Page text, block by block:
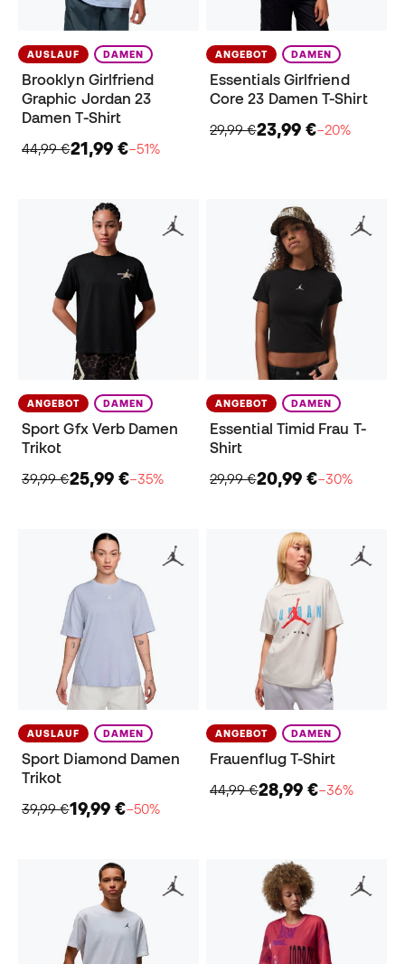
AUSLAUF DAMEN
Brooklyn Girlfriend
Graphic Jordan 23
Damen T-Shirt
44,99 €21,99 €−51%
ANGEBOT DAMEN
Essentials Girlfriend
Core 23 Damen T-Shirt
29,99 €23,99 €−20%
ANGEBOT DAMEN
Sport Gfx Verb Damen
Trikot
39,99 €25,99 €−35%
ANGEBOT DAMEN
Essential Timid Frau T-
Shirt
29,99 €20,99 €−30%
AUSLAUF DAMEN
Sport Diamond Damen
Trikot
39,99 €19,99 €−50%
ANGEBOT DAMEN
Frauenflug T-Shirt
44,99 €28,99 €−36%